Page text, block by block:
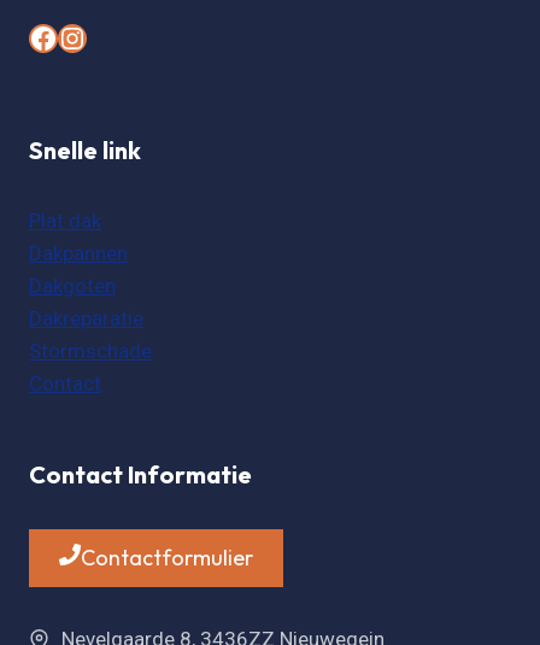
# #
Snelle link
Plat dak
Dakpannen
Dakgoten
Dakreparatie
Stormschade
Contact
Contact Informatie
Contactformulier
Nevelgaarde 8, 3436ZZ Nieuwegein